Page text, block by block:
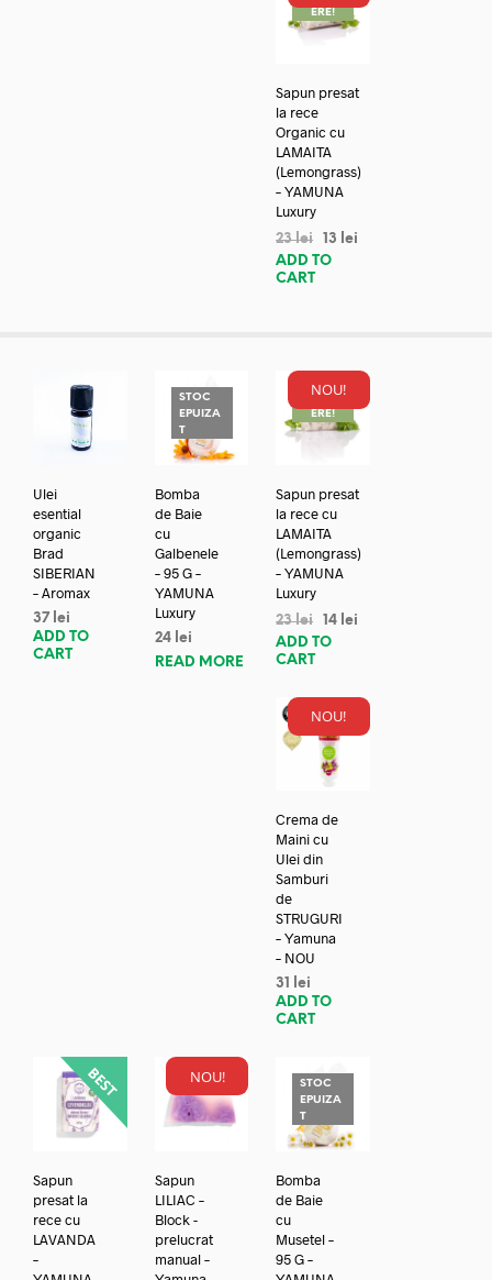
ERE!
Sapun presat
la rece
Organic cu
LAMAITA
(Lemongrass)
– YAMUNA
Luxury
23lei 13
lei
ADD TO
CART
Ulei
esential
organic
Brad
SIBERIAN
– Aromax
37 lei
ADD TO
CART
STOC
EPUIZA
T
Bomba
de Baie
cu
Galbenele
– 95 G –
YAMUNA
Luxury
24 lei
READ MORE
NOU!
REDUC
ERE!
Sapun presat
la rece cu
LAMAITA
(Lemongrass)
– YAMUNA
Luxury
23lei 14 lei
ADD TO
CART
NOU!
Crema de
Maini cu
Ulei din
Samburi
de
STRUGURI
– Yamuna
– NOU
31
lei
ADD TO
CART
Sapun
presat la
rece cu
LAVANDA
–
NOU!
Sapun
LILIAC –
Block -
prelucrat
manual –
STOC
EPUIZA
T
Bomba
de Baie
cu
Musetel –
95 G –